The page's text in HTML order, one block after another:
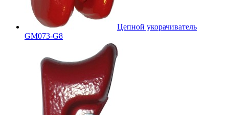
Цепной укорачиватель
GM073-G8